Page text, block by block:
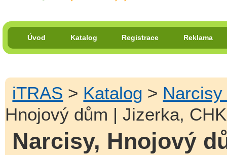
Úvod Katalog Registrace Reklama
iTRAS > Katalog >
Hnojový dům | Jizerka,
Narcisy, Hnojový